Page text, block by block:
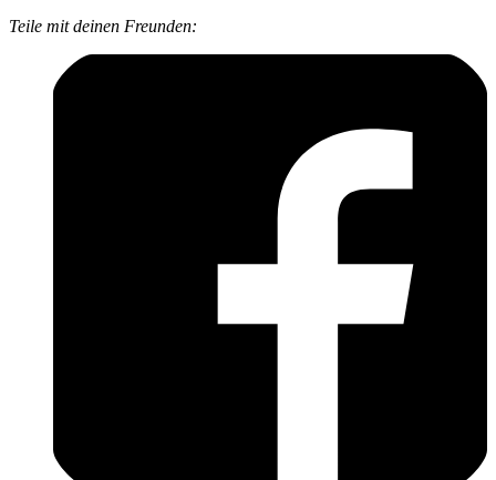
Teile mit deinen Freunden: